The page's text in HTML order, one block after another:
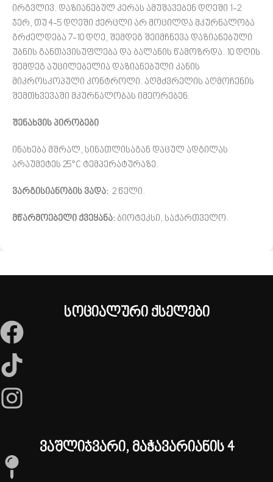
ირგვლივ. დაზიანებულ კერას ამუშავებენ დღეში 1-2
ჯერ, თუ 4-5 დღეში ქერცლი არ მოცილდა მკურნალობა
გრძელდება 7-10 დღე, შემდეგ შეიმჩნევა დაზიანებული
უბნის განთავისუფლება და ბალანის წამოზრდა. 10 დღის
შემდეგ აუცილებელია დაზიანებული კანის
მიკროსკოპული კონტროლი. აღმძვრელის აღმოჩენის
შემთხვევაში მკურნალობას იმეორებენ.
შენახვის პირობები
ინახება მშრალ, სინათლისაგან დაცულ ადგილას
არაუმეტეს 25°C ტემპერატურაზე.
ვარგისიანობის ვადა: 2 წელი.
მწარმოებელი ქვეყანა: ბიოტეკსი, საქართველო.
სოციალური ქსელები
ვაშლიჯვარი, მაჭავარიანის 4